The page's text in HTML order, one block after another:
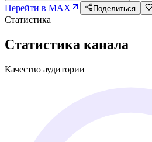
Перейти в MAX Поделиться
Статистика
Статистика канала
Качество аудитории